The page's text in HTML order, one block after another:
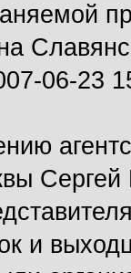
06-23
Сергей
и